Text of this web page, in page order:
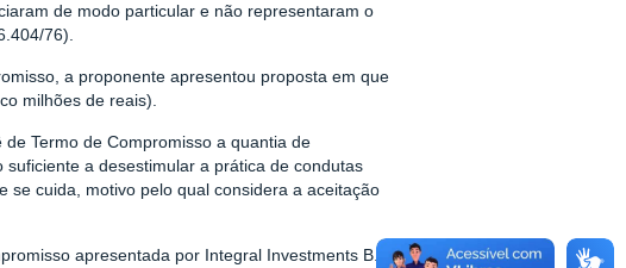
de modo particular e não representaram o
76).
a proponente apresentou proposta em que
milhões de reais).
Termo de Compromisso a quantia de
a desestimular a prática de condutas
se cuida, motivo pelo qual considera a aceitação
apresentada por Integral Investments B.V.,